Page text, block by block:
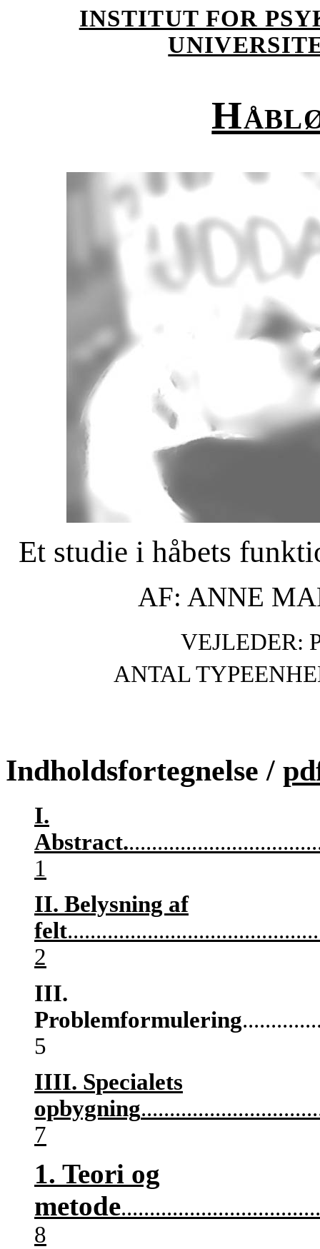
INSTITUT FOR
Et studie i håbets
AF: ANNE
VEJLEDER:
ANTAL
Indholdsfortegnelse /
I.
Abstract.
1
II. Belysning af
felt
2
III.
Problemformulering
5
IIII. Specialets
opbygning
7
1. Teori og
metode
8